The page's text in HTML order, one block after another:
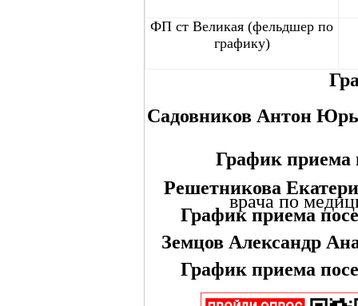
ФП ст Великая (фельдшер по
графику)
Садовников Антон
График приема
Решетникова
врача по
График приема
Земцов Александр
График приема